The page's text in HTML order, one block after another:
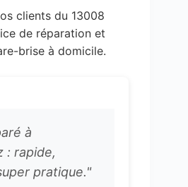
clients du 13008
de réparation et
brise à domicile.
à
: rapide,
pratique."